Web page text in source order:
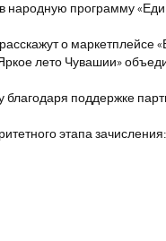
программу
о маркетплейсе
лето Чувашии»
благодаря поддержке
этапа